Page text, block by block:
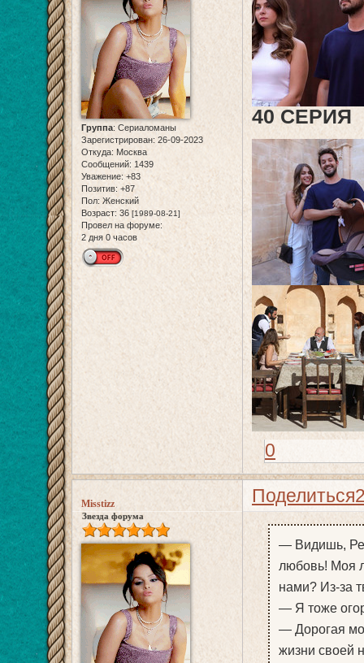
Группа: Сериаломаны
Зарегистрирован: 26-09-2023
Откуда: Москва
Сообщений: 1439
Уважение: +83
Позитив: +87
Пол: Женский
Возраст: 36 [1989-08-21]
Провел на форуме:
2 дня 0 часов
40 СЕРИЯ
0
Поделиться
Misstizz
Звезда форума
— Видишь,
любовь! Моя
нами? Из-за
— Я тоже
— Дорогая
жизни своей